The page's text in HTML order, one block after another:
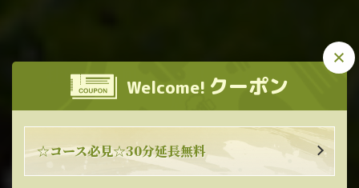
Welcome! クーポン
☆コース必見☆30分延長無料
牡蠣と海鮮にほんいち堺筋本町
店
牡蠣と海鮮にほんいち堺筋本町店
大阪府大阪市中央区南本町２-1-3
お店情報をコピー